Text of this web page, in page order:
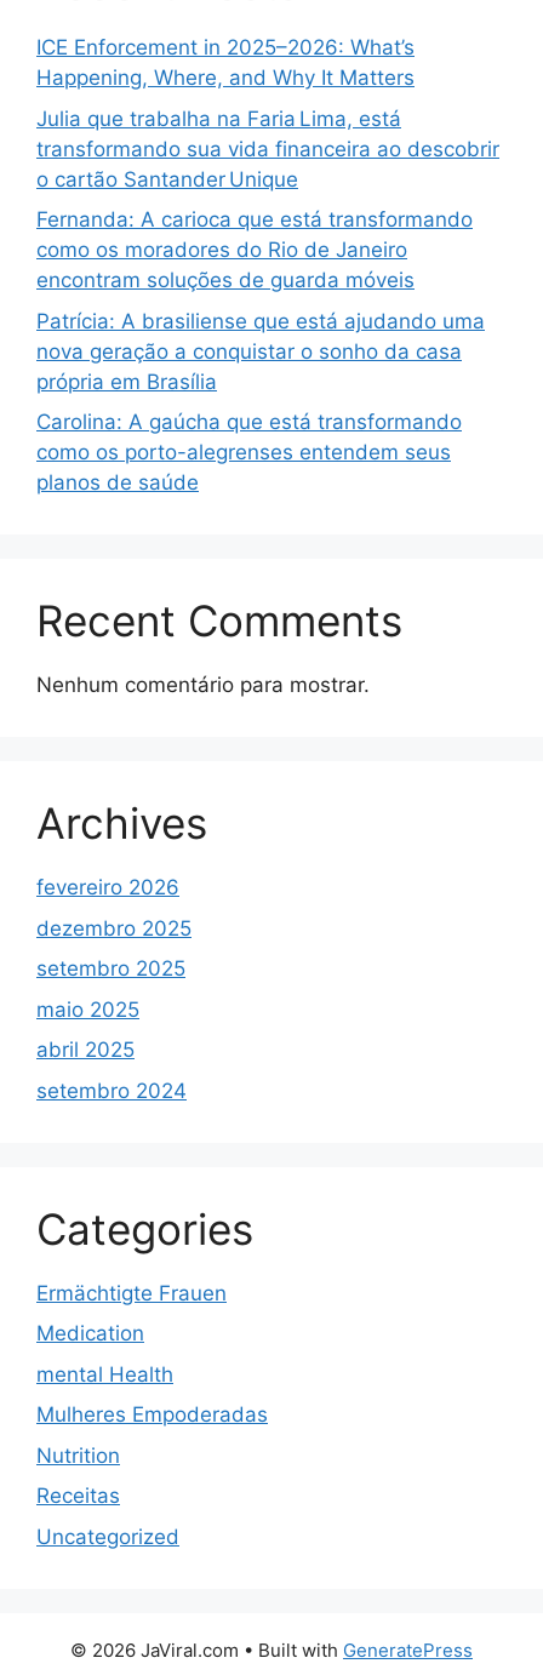
ICE Enforcement in 2025–2026: What’s
Happening, Where, and Why It Matters
Julia que trabalha na Faria Lima, está
transformando sua vida financeira ao descobrir
o cartão Santander Unique
Fernanda: A carioca que está transformando
como os moradores do Rio de Janeiro
encontram soluções de guarda móveis
Patrícia: A brasiliense que está ajudando uma
nova geração a conquistar o sonho da casa
própria em Brasília
Carolina: A gaúcha que está transformando
como os porto-alegrenses entendem seus
planos de saúde
Recent Comments
Nenhum comentário para mostrar.
Archives
fevereiro 2026
dezembro 2025
setembro 2025
maio 2025
abril 2025
setembro 2024
Categories
Ermächtigte Frauen
Medication
mental Health
Mulheres Empoderadas
Nutrition
Receitas
Uncategorized
© 2026 JaViral.com • Built with GeneratePress